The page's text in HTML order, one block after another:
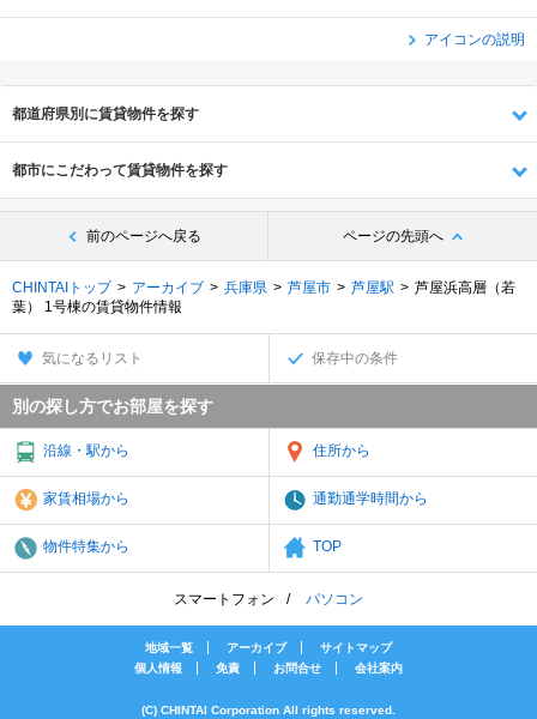
アイコンの説明
都道府県別に賃貸物件を探す
都市にこだわって賃貸物件を探す
前のページへ戻る ページの先頭へ
CHINTAIトップ アーカイブ 兵庫県 芦屋市 芦屋駅
芦屋浜高層（若
葉） 1号棟の賃貸物件情報
気になるリスト 保存中の条件
別の探し方でお部屋を探す
沿線・駅から 住所から
家賃相場から 通勤通学時間から
物件特集から TOP
スマートフォン パソコン
地域一覧 アーカイブ
サイトマップ
個人情報
免責 お問合せ 会社案内
(C) CHINTAI Corporation All rights reserved.